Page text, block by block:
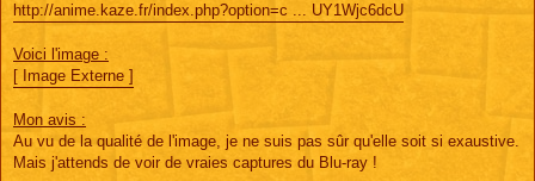
http://anime.kaze.fr/index.php?option=c ... UY1Wjc6dcU
Voici l'image :
[ Image Externe ]
Mon avis :
Au vu de la qualité de l'image, je ne suis pas sûr qu'elle soit si exaustive.
Mais j'attends de voir de vraies captures du Blu-ray !